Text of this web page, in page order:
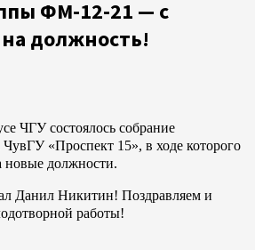
ФМ-12-21 — с
должность!
ЧГУ состоялось собрание
ЧувГУ «Проспект 15», в ходе которого
новые должности.
Данил Никитин! Поздравляем и
работы!